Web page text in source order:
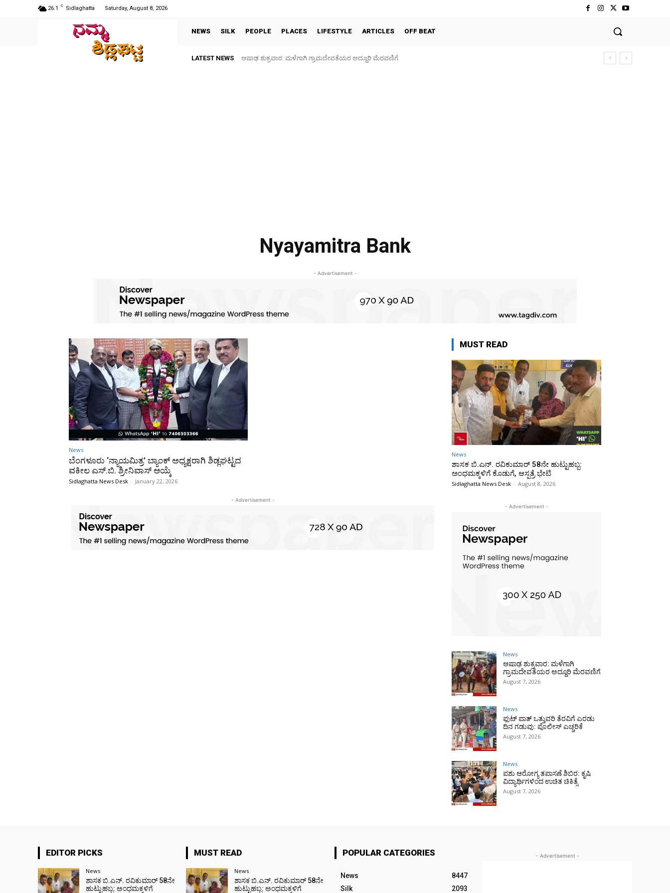
26.1 C Sidlaghatta Saturday, August 8, 2026
NEWS SILK PEOPLE PLACES LIFESTYLE ARTICLES OFF BEAT
LATEST NEWS ಆಷಾಢ ಶುಕ್ರವಾರ: ಮಳೆಗಾಗಿ ಗ್ರಾಮದೇವತೆಯರ ಅದ್ದೂರಿ ಮೆರವಣಿಗೆ
Nyayamitra Bank
- Advertisement -
News
ಬೆಂಗಳೂರು ‘ನ್ಯಾಯಮಿತ್ರ’ ಬ್ಯಾಂಕ್ ಅಧ್ಯಕ್ಷರಾಗಿ ಶಿಡ್ಲಘಟ್ಟದ
ವಕೀಲ ಎಸ್.ಬಿ. ಶ್ರೀನಿವಾಸ್ ಆಯ್ಕೆ
Sidlaghatta News Desk - January 22, 2026
- Advertisement -
MUST READ
News
ಶಾಸಕ ಬಿ.ಎನ್. ರವಿಕುಮಾರ್ 58ನೇ ಹುಟ್ಟುಹಬ್ಬ:
ಅಂಧಮಕ್ಕಳಿಗೆ ಕೊಡುಗೆ, ಆಸ್ಪತ್ರೆ ಭೇಟಿ
Sidlaghatta News Desk - August 8, 2026
- Advertisement -
News
ಆಷಾಢ ಶುಕ್ರವಾರ: ಮಳೆಗಾಗಿ
ಗ್ರಾಮದೇವತೆಯರ ಅದ್ದೂರಿ ಮೆರವಣಿಗೆ
August 7, 2026
News
ಫುಟ್‌ ಪಾತ್ ಒತ್ತುವರಿ ತೆರವಿಗೆ ಎರಡು
ದಿನ ಗಡುವು: ಪೊಲೀಸ್ ಎಚ್ಚರಿಕೆ
August 7, 2026
News
ಪಶು ಆರೋಗ್ಯ ತಪಾಸಣೆ ಶಿಬಿರ: ಕೃಷಿ
ವಿದ್ಯಾರ್ಥಿಗಳಿಂದ ಉಚಿತ ಚಿಕಿತ್ಸೆ
August 7, 2026
EDITOR PICKS
News
ಶಾಸಕ ಬಿ.ಎನ್. ರವಿಕುಮಾರ್ 58ನೇ
ಹುಟ್ಟುಹಬ್ಬ: ಅಂಧಮಕ್ಕಳಿಗೆ
MUST READ
News
ಶಾಸಕ ಬಿ.ಎನ್. ರವಿಕುಮಾರ್ 58ನೇ
ಹುಟ್ಟುಹಬ್ಬ: ಅಂಧಮಕ್ಕಳಿಗೆ
POPULAR CATEGORIES
News
8447
Silk
2093
- Advertisement -